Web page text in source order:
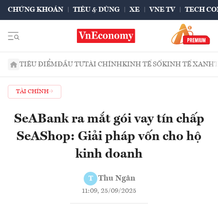
CHỨNG KHOÁN TIÊU & DÙNG XE VNE TV TECH
TIÊU ĐIỂMĐẦU TƯTÀI CHÍNHKINH TẾ SỐKINH TẾ XANH
TÀI CHÍNH
SeABank ra mắt gói vay tín chấp
SeAShop: Giải pháp vốn cho hộ
kinh doanh
T Thu Ngân
11:09, 25/09/2025